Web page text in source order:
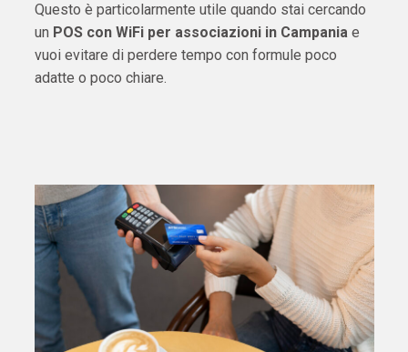
Questo è particolarmente utile quando stai cercando
un POS con WiFi per associazioni in Campaniae
vuoi evitare di perdere tempo con formule poco
adatte o poco chiare.